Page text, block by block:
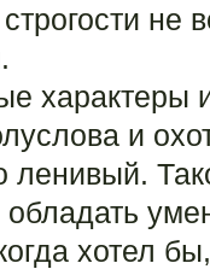
строгости
характеры
и
ленивый.
хотел